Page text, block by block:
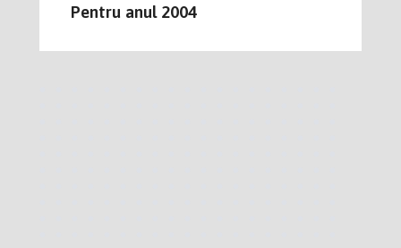
Pentru anul 2004